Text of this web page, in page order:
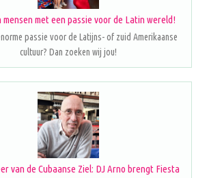
mensen met een passie voor de Latin wereld!
passie voor de Latijns- of zuid Amerikaanse
cultuur? Dan zoeken wij jou!
van de Cubaanse Ziel: DJ Arno brengt Fiesta